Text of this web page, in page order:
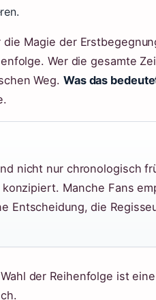
die Magie der
Wer die gesamte
Weg. Was das
nicht nur chronologisch
Manche Fans
Entscheidung, die
der Reihenfolge ist